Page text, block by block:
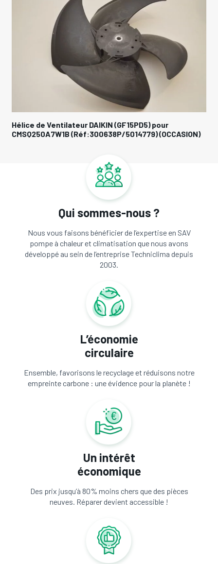
Hélice de Ventilateur DAIKIN (GF15PD5) pour
CMSQ250A7W1B (Réf:300638P/5014779) (OCCASION)
Qui sommes-nous ?
Nous vous faisons bénéficier de l’expertise en SAV
pompe à chaleur et climatisation que nous avons
développé au sein de l’entreprise Techniclima depuis
2003.
L’économie
circulaire
Ensemble, favorisons le recyclage et réduisons notre
empreinte carbone : une évidence pour la planète !
Un intérêt
économique
Des prix jusqu’à 80% moins chers que des pièces
neuves. Réparer devient accessible !